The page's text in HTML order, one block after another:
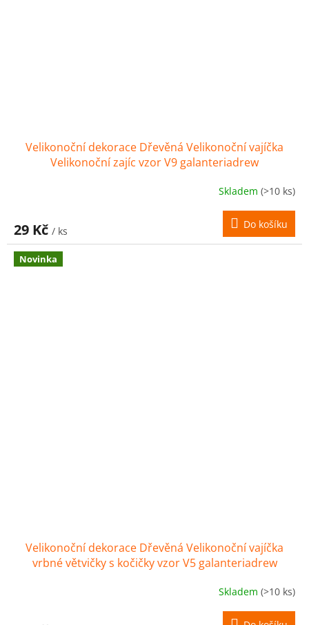
Velikonoční dekorace Dřevěná Velikonoční vajíčka
Velikonoční zajíc vzor V9 galanteriadrew
Skladem (>10 ks)
29 Kč / ks
Do košíku
Novinka
Velikonoční dekorace Dřevěná Velikonoční vajíčka
vrbné větvičky s kočičky vzor V5 galanteriadrew
Skladem (>10 ks)